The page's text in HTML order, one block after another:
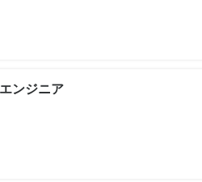
ンジニア